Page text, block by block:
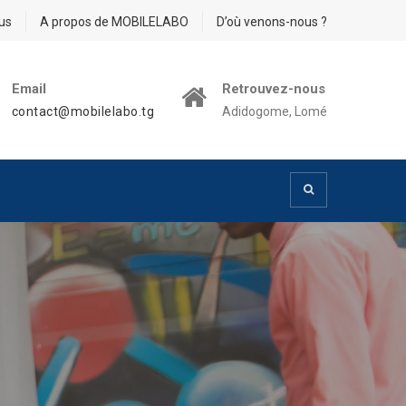
A propos de MOBILELABO D’où venons-nous ?
Email
contact@mobilelabo.tg
Retrouvez-nous
Adidogome, Lomé